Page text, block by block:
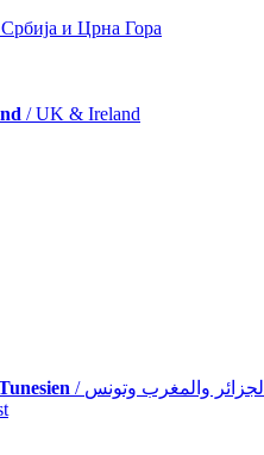
и Црна Гора
/ UK & Ireland
/ الجزائر والمغرب وتونس